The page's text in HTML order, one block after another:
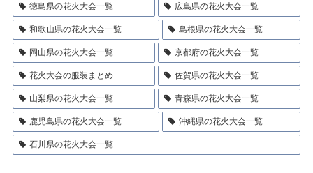
徳島県の花火大会一覧 広島県の花火大会一覧
和歌山県の花火大会一覧 島根県の花火大会一覧
岡山県の花火大会一覧 京都府の花火大会一覧
花火大会の服装まとめ 佐賀県の花火大会一覧
山梨県の花火大会一覧 青森県の花火大会一覧
鹿児島県の花火大会一覧 沖縄県の花火大会一覧
石川県の花火大会一覧